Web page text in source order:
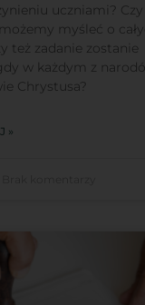
uczniami? Czy
myśleć o
też zadanie zostanie
w każdym z
Chrystusa?
»